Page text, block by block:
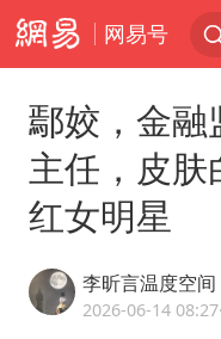
网易号
鄢姣，金融
主任，皮肤
红女明星
李昕言温度空间
2026-06-14 08:27